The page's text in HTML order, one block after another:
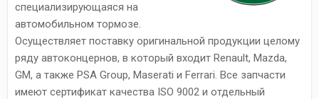
специализирующаяся на
автомобильном тормозе.
Осуществляет поставку оригинальной продукции целому
ряду автоконцернов, в который входит Renault, Mazda,
GM, а также PSA Group, Maserati и Ferrari. Все запчасти
имеют сертификат качества ISO 9002 и отдельный